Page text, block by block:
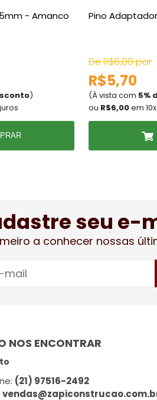
- Amanco
)
Pino
De R$6,00 por
R$5,70
(À vista com 5%
ou R$6,00em
seu e-
a conhecer nossas
NOS ENCONTRAR
(21) 97516-2492